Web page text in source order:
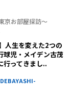
京お部屋探訪〜
人生を変えた2つの
球児・メイデン古茂
行ってきまし..